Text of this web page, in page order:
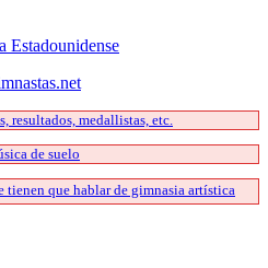
resultados, medallistas, etc.
de suelo
tienen que hablar de gimnasia artística